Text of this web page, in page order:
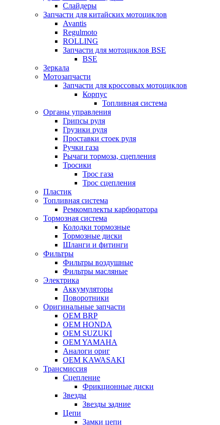
Слайдеры
Запчасти для китайских мотоциклов
Avantis
Regulmoto
ROLLING
Запчасти для мотоциклов BSE
BSE
Зеркала
Мотозапчасти
Запчасти для кроссовых мотоциклов
Корпус
Топливная система
Органы управления
Грипсы руля
Грузики руля
Проставки стоек руля
Ручки газа
Рычаги тормоза, сцепления
Тросики
Трос газа
Трос сцепления
Пластик
Топливная система
Ремкомплекты карбюратора
Тормозная система
Колодки тормозные
Тормозные диски
Шланги и фитинги
Фильтры
Фильтры воздушные
Фильтры масляные
Электрика
Аккумуляторы
Поворотники
Оригинальные запчасти
OEM BRP
OEM HONDA
OEM SUZUKI
OEM YAMAHA
Аналоги ориг
OEM KAWASAKI
Трансмиссия
Cцепление
Фрикционные диски
Звезды
Звезды задние
Цепи
Замки цепи